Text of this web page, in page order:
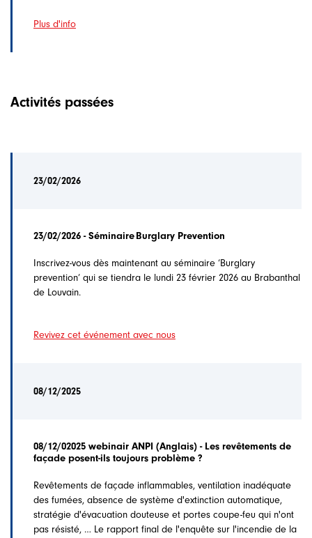
Plus d'info
Activités passées
23/02/2026
23/02/2026 - Séminaire Burglary Prevention
Inscrivez-vous dès maintenant au séminaire ‘Burglary
prevention’ qui se tiendra le lundi 23 février 2026 au Brabanthal
de Louvain.
Revivez cet événement avec nous
08/12/2025
08/12/02025 webinair ANPI (Anglais) - Les revêtements de
façade posent-ils toujours problème ?
Revêtements de façade inflammables, ventilation inadéquate
des fumées, absence de système d'extinction automatique,
stratégie d'évacuation douteuse et portes coupe-feu qui n'ont
pas résisté, … Le rapport final de l'enquête sur l'incendie de la